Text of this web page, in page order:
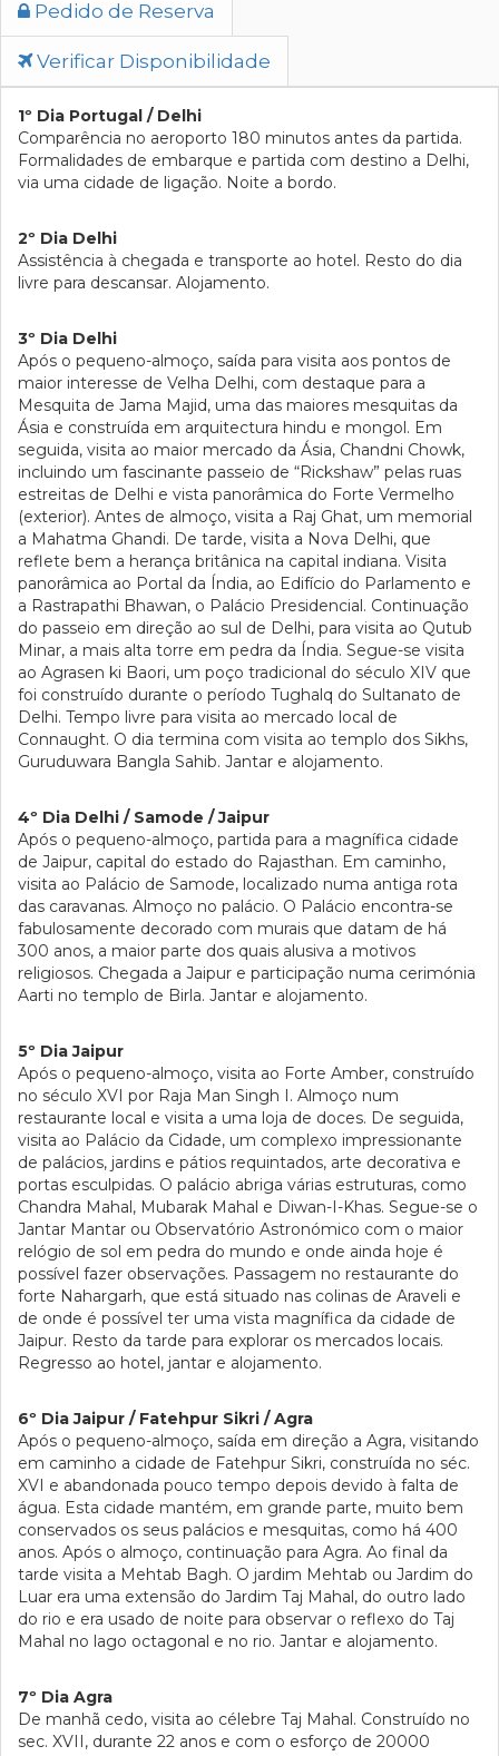
Pedido de Reserva
Verificar Disponibilidade
1º Dia Portugal / Delhi
Comparência no aeroporto 180 minutos antes da partida.
Formalidades de embarque e partida com destino a Delhi,
via uma cidade de ligação. Noite a bordo.
2º Dia Delhi
Assistência à chegada e transporte ao hotel. Resto do dia
livre para descansar. Alojamento.
3º Dia Delhi
Após o pequeno-almoço, saída para visita aos pontos de
maior interesse de Velha Delhi, com destaque para a
Mesquita de Jama Majid, uma das maiores mesquitas da
Ásia e construída em arquitectura hindu e mongol. Em
seguida, visita ao maior mercado da Ásia, Chandni Chowk,
incluindo um fascinante passeio de “Rickshaw” pelas ruas
estreitas de Delhi e vista panorâmica do Forte Vermelho
(exterior). Antes de almoço, visita a Raj Ghat, um memorial
a Mahatma Ghandi. De tarde, visita a Nova Delhi, que
reflete bem a herança britânica na capital indiana. Visita
panorâmica ao Portal da Índia, ao Edifício do Parlamento e
a Rastrapathi Bhawan, o Palácio Presidencial. Continuação
do passeio em direção ao sul de Delhi, para visita ao Qutub
Minar, a mais alta torre em pedra da Índia. Segue-se visita
ao Agrasen ki Baori, um poço tradicional do século XIV que
foi construído durante o período Tughalq do Sultanato de
Delhi. Tempo livre para visita ao mercado local de
Connaught. O dia termina com visita ao templo dos Sikhs,
Guruduwara Bangla Sahib. Jantar e alojamento.
4º Dia Delhi / Samode / Jaipur
Após o pequeno-almoço, partida para a magnífica cidade
de Jaipur, capital do estado do Rajasthan. Em caminho,
visita ao Palácio de Samode, localizado numa antiga rota
das caravanas. Almoço no palácio. O Palácio encontra-se
fabulosamente decorado com murais que datam de há
300 anos, a maior parte dos quais alusiva a motivos
religiosos. Chegada a Jaipur e participação numa cerimónia
Aarti no templo de Birla. Jantar e alojamento.
5º Dia Jaipur
Após o pequeno-almoço, visita ao Forte Amber, construído
no século XVI por Raja Man Singh I. Almoço num
restaurante local e visita a uma loja de doces. De seguida,
visita ao Palácio da Cidade, um complexo impressionante
de palácios, jardins e pátios requintados, arte decorativa e
portas esculpidas. O palácio abriga várias estruturas, como
Chandra Mahal, Mubarak Mahal e Diwan-I-Khas. Segue-se o
Jantar Mantar ou Observatório Astronómico com o maior
relógio de sol em pedra do mundo e onde ainda hoje é
possível fazer observações. Passagem no restaurante do
forte Nahargarh, que está situado nas colinas de Araveli e
de onde é possível ter uma vista magnífica da cidade de
Jaipur. Resto da tarde para explorar os mercados locais.
Regresso ao hotel, jantar e alojamento.
6º Dia Jaipur / Fatehpur Sikri / Agra
Após o pequeno-almoço, saída em direção a Agra, visitando
em caminho a cidade de Fatehpur Sikri, construída no séc.
XVI e abandonada pouco tempo depois devido à falta de
água. Esta cidade mantém, em grande parte, muito bem
conservados os seus palácios e mesquitas, como há 400
anos. Após o almoço, continuação para Agra. Ao final da
tarde visita a Mehtab Bagh. O jardim Mehtab ou Jardim do
Luar era uma extensão do Jardim Taj Mahal, do outro lado
do rio e era usado de noite para observar o reflexo do Taj
Mahal no lago octagonal e no rio. Jantar e alojamento.
7º Dia Agra
De manhã cedo, visita ao célebre Taj Mahal. Construído no
sec. XVII, durante 22 anos e com o esforço de 20000